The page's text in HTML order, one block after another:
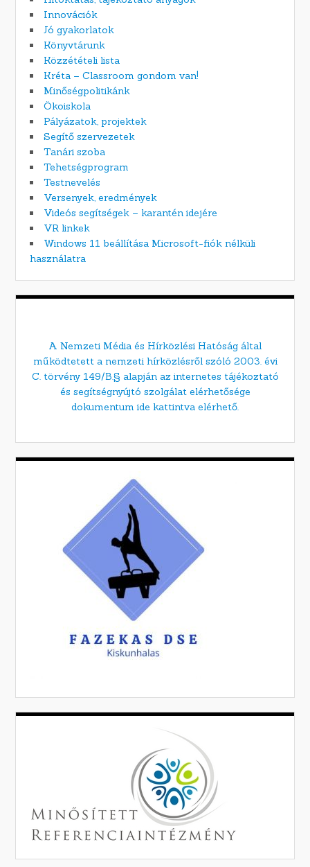
Innovációk
Jó gyakorlatok
Könyvtárunk
Közzétételi lista
Kréta – Classroom gondom van!
Minőségpolitikánk
Ökoiskola
Pályázatok, projektek
Segítő szervezetek
Tanári szoba
Tehetségprogram
Testnevelés
Versenyek, eredmények
Videós segítségek – karantén idejére
VR linkek
Windows 11 beállítása Microsoft-fiók nélküli
használatra
A Nemzeti Média és Hírközlési Hatóság által
működtetett a nemzeti hírközlésről szóló 2003. évi
C. törvény 149/B.§ alapján az internetes tájékoztató
és segítségnyújtó szolgálat elérhetősége
dokumentum ide kattintva elérhető.